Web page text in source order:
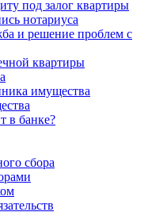
под залог квартиры
нотариуса
и решение проблем с
квартиры
имущества
в банке?
сбора